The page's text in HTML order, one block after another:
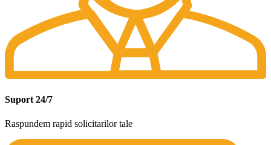
Suport 24/7
Raspundem rapid solicitarilor tale